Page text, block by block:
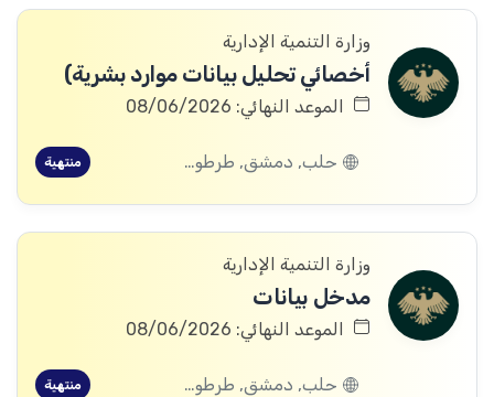
وزارة التنمية الإدارية
أخصائي تحليل بيانات موارد بشرية)
الموعد النهائي: 08/06/2026
حلب, دمشق, طرطوس, ريف دمشق, ديرالزور, درعا, إدلب, القنيطرة, اللاذقية, الرقة, حمص, الحسكة, حماة منتهية
وزارة التنمية الإدارية
مدخل بيانات
الموعد النهائي: 08/06/2026
حلب, دمشق, طرطوس, ريف دمشق, ديرالزور, درعا, إدلب, القنيطرة, اللاذقية, الرقة, حمص, الحسكة, حماة منتهية